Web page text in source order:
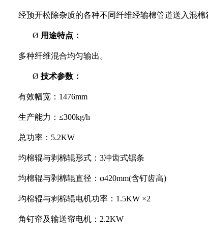
经预开松除杂质的各种不同纤维经输棉管道送入混
Ø 用途特点：
多种纤维混合均匀输出。
Ø 技术参数：
有效幅宽：1476mm
生产能力：≤300kg/h
总功率：5.2KW
均棉辊与剥棉辊形式：3冲齿式锯条
均棉辊与剥棉辊直径：φ420mm(含钉齿高)
均棉辊与剥棉辊电机功率：1.5KW ×2
角钉帘及输送帘电机：2.2KW